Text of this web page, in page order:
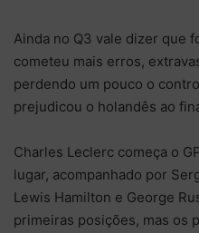
Ainda no Q3 vale dizer que
cometeu mais erros,
perdendo um pouco o
prejudicou o holandês ao
Charles Leclerc começa o
lugar, acompanhado por
Lewis Hamilton e George
primeiras posições, mas os